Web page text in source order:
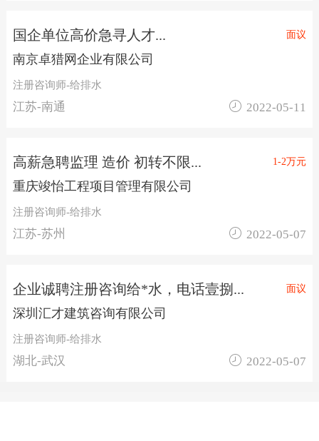
国企单位高价急寻人才... 面议
南京卓猎网企业有限公司
注册咨询师-给排水
江苏-南通  2022-05-11
高薪急聘监理 造价 初转不限... 1-2万元
重庆竣怡工程项目管理有限公司
注册咨询师-给排水
江苏-苏州  2022-05-07
企业诚聘注册咨询给*水，电话壹捌... 面议
深圳汇才建筑咨询有限公司
注册咨询师-给排水
湖北-武汉  2022-05-07